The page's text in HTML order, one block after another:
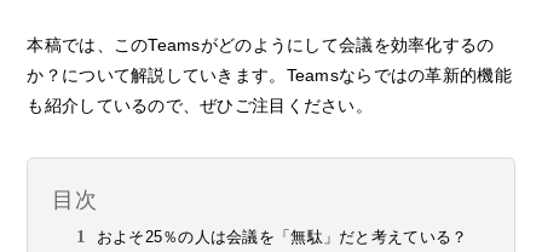
本稿では、このTeamsがどのようにして会議を効率化するの
か？について解説していきます。Teamsならではの革新的機能
も紹介しているので、ぜひご注目ください。
目次
およそ25％の人は会議を「無駄」だと考えている？